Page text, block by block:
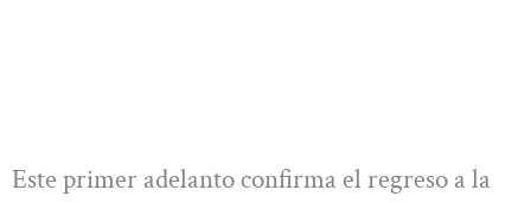
Este primer adelanto confirma el regreso a la